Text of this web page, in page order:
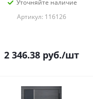
Уточняйте наличие
Артикул: 116126
2 346.38руб./шт